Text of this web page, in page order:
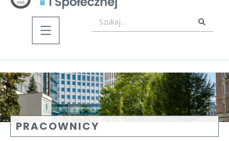
PRACOWNICY